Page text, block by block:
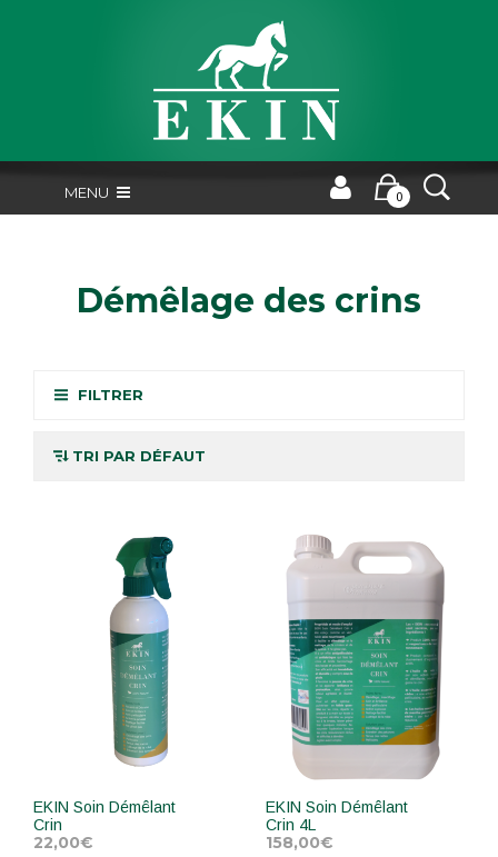
MENU 0
Démêlage des crins
FILTRER
EKIN Soin Démêlant
Crin
22,00€
EKIN Soin Démêlant
Crin 4L
158,00€